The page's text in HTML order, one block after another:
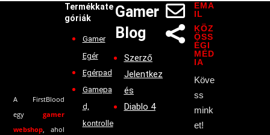
A FirstBlood
egy gamer
webshop, ahol
Termékkate
góriák
Gamer
Egér
Egérpad
Gamepa
d,
kontrolle
Gamer
Blog
Szerző
Jelentkez
és
Diablo 4

EMA
IL

KÖZ
ÖSS
ÉGI
MÉD
IA
Köve
ss
mink
et!